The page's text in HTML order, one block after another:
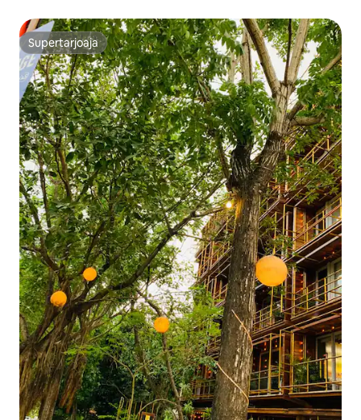
Supertarjoaja
Supertarjoaja